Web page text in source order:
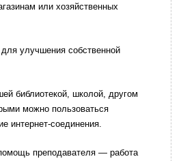
или хозяйственных
улучшения собственной
библиотекой, школой, другом
можно пользоваться
интернет-соединения.
преподавателя — работа